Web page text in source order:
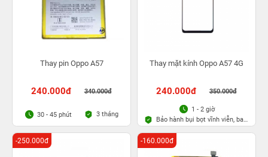
Thay pin Oppo A57
240.000đ 340.000đ
30 - 45 phút 3 tháng
Thay mặt kính Oppo A57 4G
240.000đ 350.000đ
1 - 2 giờ
Bảo hành bụi bọt vĩnh viễn, bao
rơi vỡ kính
-250.000đ -160.000đ